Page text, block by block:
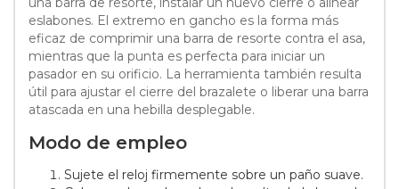
eslabones. El extremo en gancho es la forma más
eficaz de comprimir una barra de resorte contra el asa,
mientras que la punta es perfecta para iniciar un
pasador en su orificio. La herramienta también resulta
útil para ajustar el cierre del brazalete o liberar una barra
atascada en una hebilla desplegable.
Modo de empleo
Sujete el reloj firmemente sobre un paño suave.